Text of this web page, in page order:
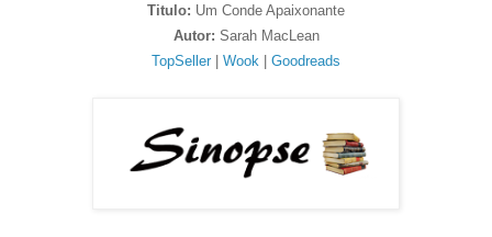
Titulo: Um Conde Apaixonante
Autor: Sarah MacLean
TopSeller
Wook Goodreads